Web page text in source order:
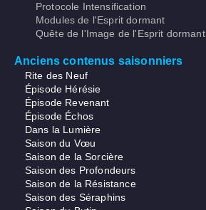
Protocole Intensification
Modules de l'Esprit dormant
Quête de l'Image de l'Esprit dormant
Anciens contenus saisonniers
Rite des Neuf
Épisode Hérésie
Épisode Revenant
Épisode Échos
Dans la Lumière
Saison du Vœu
Saison de la Sorcière
Saison des Profondeurs
Saison de la Résistance
Saison des Séraphins